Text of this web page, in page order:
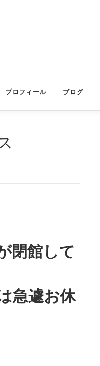
プロフィール ブログ
閉館して
急遽お休